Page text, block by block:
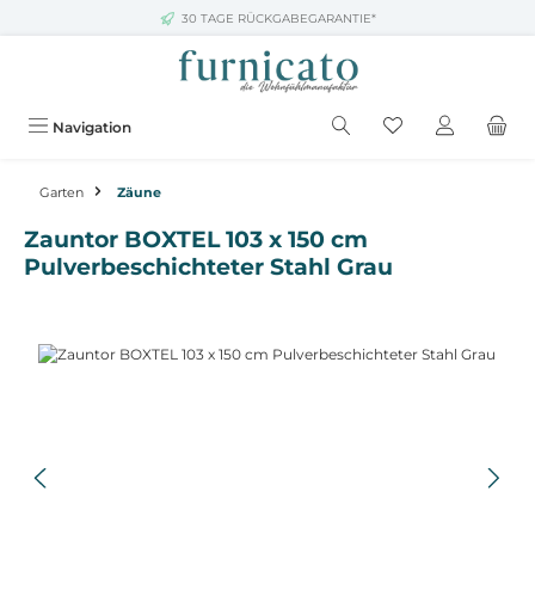
Zum Hauptinhalt springen30 TAGE RÜCKGABEGARANTIE*
Navigation
Garten Zäune
Zauntor BOXTEL 103 x 150 cm
Pulverbeschichteter Stahl Grau
Bildergalerie überspringen